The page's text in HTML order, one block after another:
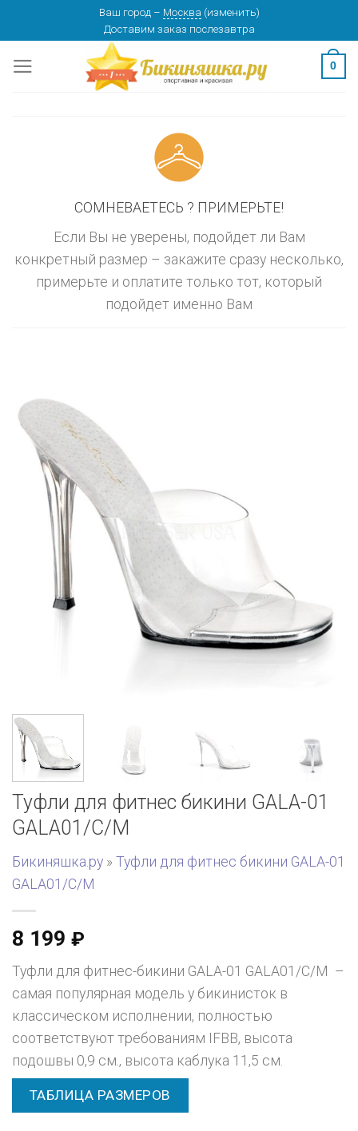
content
Ваш город – Москва (изменить)
Доставим заказ послезавтра
0
СОМНЕВАЕТЕСЬ ? ПРИМЕРЬТЕ!
Если Вы не уверены, подойдет ли Вам
конкретный размер – закажите сразу несколько,
примерьте и оплатите только тот, который
подойдет именно Вам
Туфли для фитнес бикини GALA-01
GALA01/C/M
Бикиняшка.ру » Туфли для фитнес бикини GALA-01
GALA01/C/M
8 199 ₽
Туфли для фитнес-бикини GALA-01 GALA01/C/M –
самая популярная модель у бикинисток в
классическом исполнении, полностью
соответствуют требованиям IFBB, высота
подошвы 0,9 см., высота каблука 11,5 см.
ТАБЛИЦА РАЗМЕРОВ
изменить